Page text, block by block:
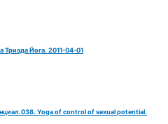
Йога. 2011-04-01
Yoga of control of sexual potential.